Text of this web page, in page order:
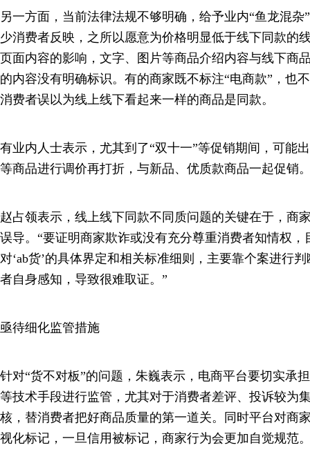
另一方面，当前法律法规不够明确，给予业内“鱼龙混
少消费者反映，之所以愿意为价格明显低于线下同款的
页面内容的影响，文字、图片等商品介绍内容与线下商
的内容没有明确标识。有的商家既不标注“电商款”，也
消费者误以为线上线下看起来一样的商品是同款。
有业内人士表示，尤其到了“双十一”等促销期间，可能
等商品进行调价再打折，与新品、优质款商品一起促销
赵占领表示，线上线下同款不同质问题的关键在于，商
误导。“要证明商家欺诈或没有充分尊重消费者知情权
对‘ab货’的具体界定和相关标准细则，主要靠个案进行
者自身感知，导致很难取证。”
亟待细化监管措施
针对“货不对板”的问题，朱巍表示，电商平台要切实承
等技术手段进行监管，尤其对于消费者差评、投诉较为
核，替消费者把好商品质量的第一道关。同时平台对商
视化标记，一旦信用被标记，商家行为会更加自觉规范